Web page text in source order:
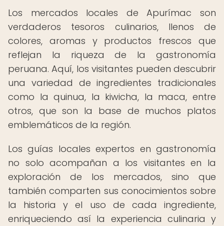
Los mercados locales de Apurímac son
verdaderos tesoros culinarios, llenos de
colores, aromas y productos frescos que
reflejan la riqueza de la gastronomía
peruana. Aquí, los visitantes pueden descubrir
una variedad de ingredientes tradicionales
como la quinua, la kiwicha, la maca, entre
otros, que son la base de muchos platos
emblemáticos de la región.
Los guías locales expertos en gastronomía
no solo acompañan a los visitantes en la
exploración de los mercados, sino que
también comparten sus conocimientos sobre
la historia y el uso de cada ingrediente,
enriqueciendo así la experiencia culinaria y